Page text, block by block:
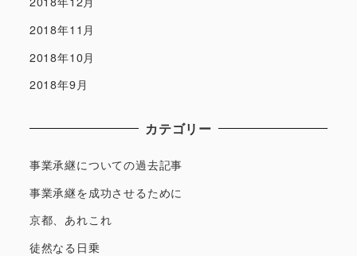
2018年11月
2018年10月
2018年9月
カテゴリー
事業承継についての過去記事
事業承継を成功させるために
京都、あれこれ
徒然なる日乗